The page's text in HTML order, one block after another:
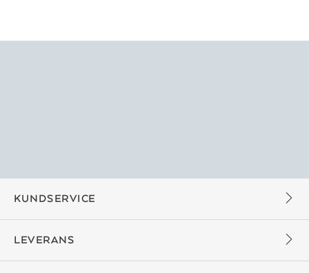
KUNDSERVICE
LEVERANS